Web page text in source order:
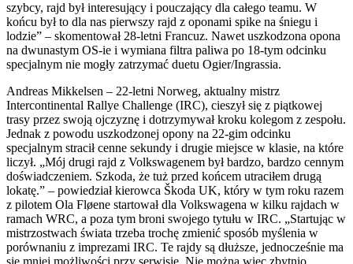
szybcy, rajd był interesujący i pouczający dla całego teamu. W
końcu był to dla nas pierwszy rajd z oponami spike na śniegu i
lodzie” – skomentował 28-letni Francuz. Nawet uszkodzona opona
na dwunastym OS-ie i wymiana filtra paliwa po 18-tym odcinku
specjalnym nie mogły zatrzymać duetu Ogier/Ingrassia.
Andreas Mikkelsen – 22-letni Norweg, aktualny mistrz
Intercontinental Rallye Challenge (IRC), cieszył się z piątkowej
trasy przez swoją ojczyznę i dotrzymywał kroku kolegom z zespołu.
Jednak z powodu uszkodzonej opony na 22-gim odcinku
specjalnym stracił cenne sekundy i drugie miejsce w klasie, na które
liczył. „Mój drugi rajd z Volkswagenem był bardzo, bardzo cennym
doświadczeniem. Szkoda, że tuż przed końcem utraciłem drugą
lokatę.” – powiedział kierowca Škoda UK, który w tym roku razem
z pilotem Ola Fløene startował dla Volkswagena w kilku rajdach w
ramach WRC, a poza tym broni swojego tytułu w IRC. „Startując w
mistrzostwach świata trzeba trochę zmienić sposób myślenia w
porównaniu z imprezami IRC. Te rajdy są dłuższe, jednocześnie ma
się mniej możliwości przy serwisie. Nie można więc zbytnio